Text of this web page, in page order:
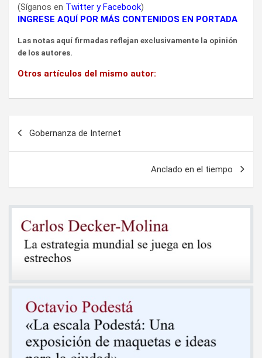
(Síganos en Twitter yFacebook)
INGRESE AQUÍ POR MÁS CONTENIDOS EN PORTADA
Las notas aquí firmadas reflejan exclusivamente la opinión
de los autores.
Otros artículos del mismo autor:
Gobernanza de Internet
Anclado en el tiempo